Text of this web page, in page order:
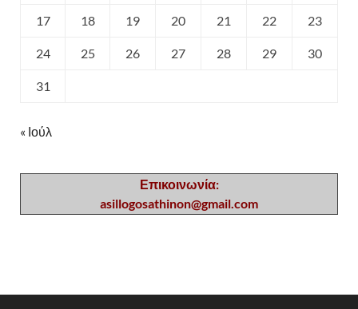
17 18 19 20 21 22 23
24 25 26 27 28 29 30
31
« Ιούλ
Επικοινωνία:
asillogosathinon@gmail.com